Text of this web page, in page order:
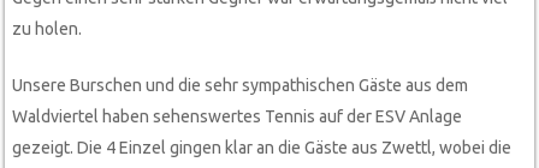
zu holen.
Unsere Burschen und die sehr sympathischen Gäste aus dem
Waldviertel haben sehenswertes Tennis auf der ESV Anlage
gezeigt. Die 4 Einzel gingen klar an die Gäste aus Zwettl, wobei die